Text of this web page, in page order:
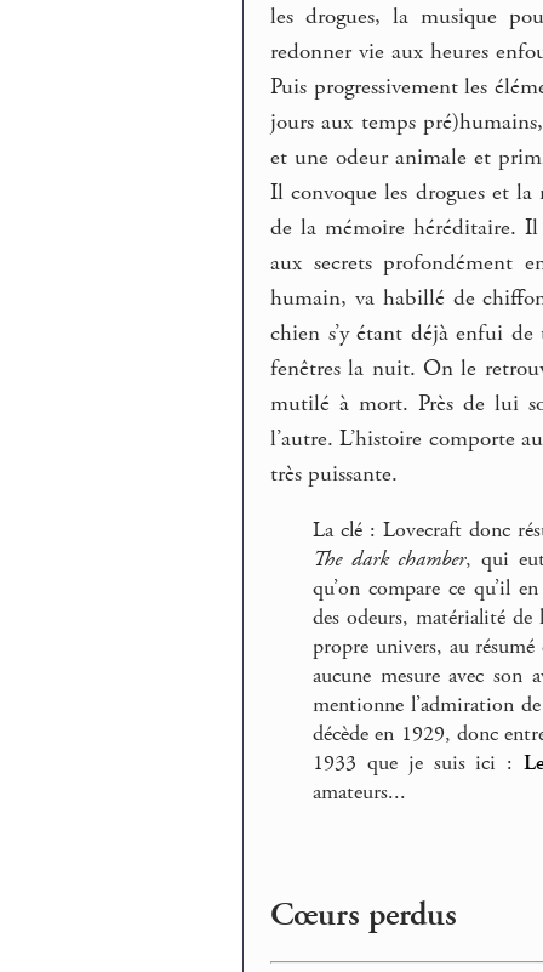
les drogues, la musique
redonner vie aux heures
Puis progressivement les
jours aux temps
et une odeur animale et
Il convoque les drogues et la
de la mémoire héréditaire.
aux secrets profondément
humain, va habillé de
chien s’y étant déjà enfui
fenêtres la nuit. On le
mutilé à mort. Près de lui
l’autre. L’histoire comporte
très puissante.
La clé : Lovecraft donc
The dark chamber, qui eut
qu’on compare ce qu’il
des odeurs, matérialité
propre univers, au
aucune mesure avec son
mentionne l’admiration
décède en 1929, donc
1933 que je suis ici :
amateurs...
Cœurs perdus